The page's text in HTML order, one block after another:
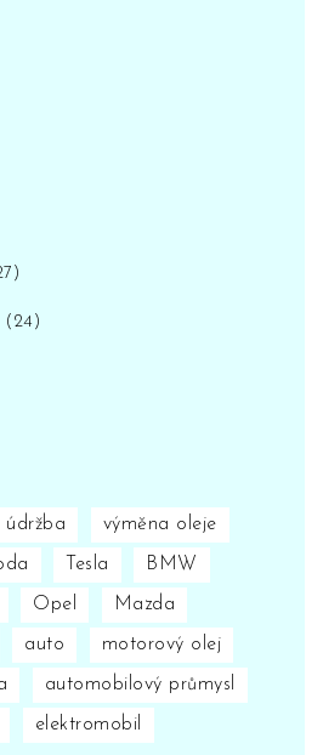
(24)
údržba výměna oleje
Tesla BMW
Opel Mazda
auto motorový olej
automobilový průmysl
elektromobil